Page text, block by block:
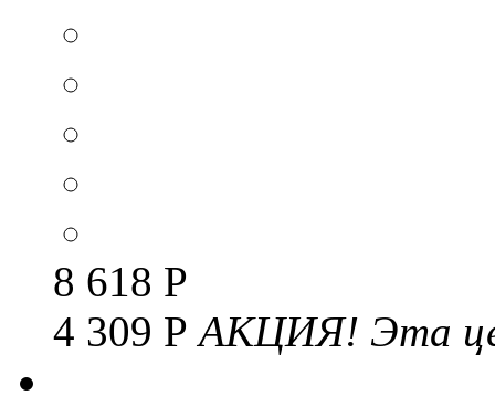
8 618 Р
4 309 РАКЦИЯ! Эта